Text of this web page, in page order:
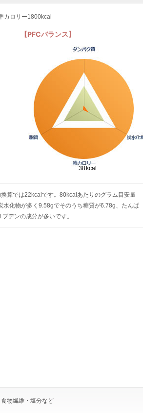
カロリー1800kcal
【PFCバランス】
算では22kcalです。80kcalあたりのグラム目安量
化物が多く9.58gでそのうち糖質が6.78g、たんぱ
デンの成分が多いです。
物繊維・塩分など